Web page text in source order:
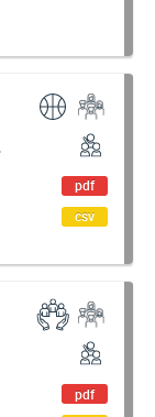
pdf
csv
pdf